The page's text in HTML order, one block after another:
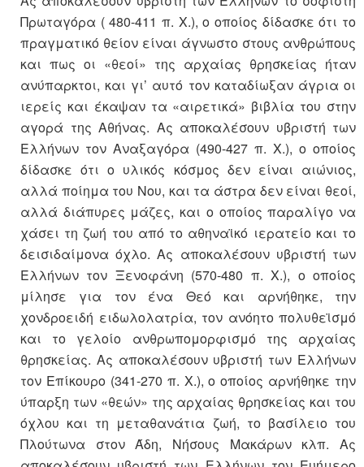
Πρωταγόρα ( 480-411 π. Χ.), ο οποίος δίδασκε ότι το
πραγματικό θείον είναι άγνωστο στους ανθρώπους
και πως οι «θεοί» της αρχαίας θρησκείας ήταν
ανύπαρκτοι, και γι’ αυτό τον καταδίωξαν άγρια οι
ιερείς και έκαψαν τα «αιρετικά» βιβλία του στην
αγορά της Αθήνας. Ας αποκαλέσουν υβριστή των
Ελλήνων τον Αναξαγόρα (490-427 π. Χ.), ο οποίος
δίδασκε ότι ο υλικός κόσμος δεν είναι αιώνιος,
αλλά ποίημα του Νου, και τα άστρα δεν είναι θεοί,
αλλά διάπυρες μάζες, και ο οποίος παραλίγο να
χάσει τη ζωή του από το αθηναϊκό ιερατείο και το
δεισιδαίμονα όχλο. Ας αποκαλέσουν υβριστή των
Ελλήνων τον Ξενοφάνη (570-480 π. Χ.), ο οποίος
μίλησε για τον ένα Θεό και αρνήθηκε, την
χονδροειδή ειδωλολατρία, τον ανόητο πολυθεϊσμό
και το γελοίο ανθρωπομορφισμό της αρχαίας
θρησκείας. Ας αποκαλέσουν υβριστή των Ελλήνων
τον Επίκουρο (341-270 π. Χ.), ο οποίος αρνήθηκε την
ύπαρξη των «θεών» της αρχαίας θρησκείας και του
όχλου και τη μεταθανάτια ζωή, το βασίλειο του
Πλούτωνα στον Άδη, Νήσους Μακάρων κλπ. Ας